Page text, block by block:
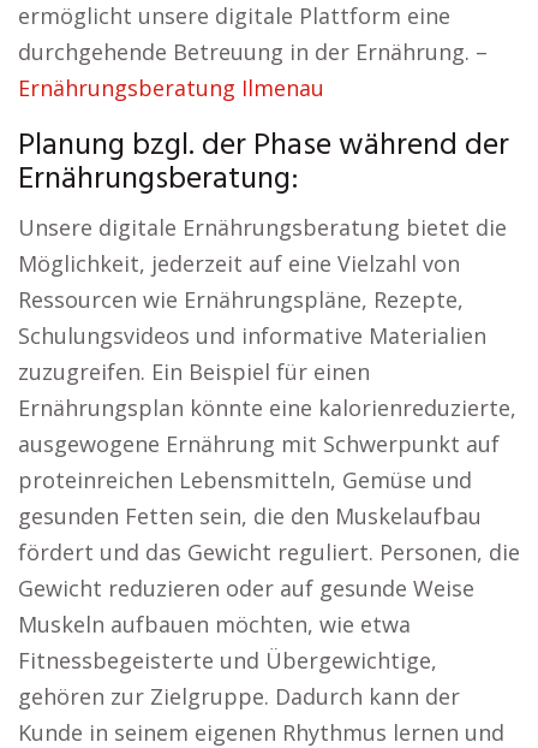
ermöglicht unsere digitale Plattform eine
durchgehende Betreuung in der Ernährung. –
Ernährungsberatung Ilmenau
Planung bzgl. der Phase während der
Ernährungsberatung:
Unsere digitale Ernährungsberatung bietet die
Möglichkeit, jederzeit auf eine Vielzahl von
Ressourcen wie Ernährungspläne, Rezepte,
Schulungsvideos und informative Materialien
zuzugreifen. Ein Beispiel für einen
Ernährungsplan könnte eine kalorienreduzierte,
ausgewogene Ernährung mit Schwerpunkt auf
proteinreichen Lebensmitteln, Gemüse und
gesunden Fetten sein, die den Muskelaufbau
fördert und das Gewicht reguliert. Personen, die
Gewicht reduzieren oder auf gesunde Weise
Muskeln aufbauen möchten, wie etwa
Fitnessbegeisterte und Übergewichtige,
gehören zur Zielgruppe. Dadurch kann der
Kunde in seinem eigenen Rhythmus lernen und